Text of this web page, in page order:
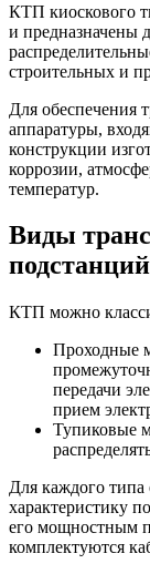
КТП киоскового
и предназначены
строительных и
Для обеспечения
аппаратуры,
конструкции
коррозии,
температур.
Виды
КТП можно
Проходные
передачи
прием
Тупиковые
Для каждого
характеристику
его мощностным
комплектуются